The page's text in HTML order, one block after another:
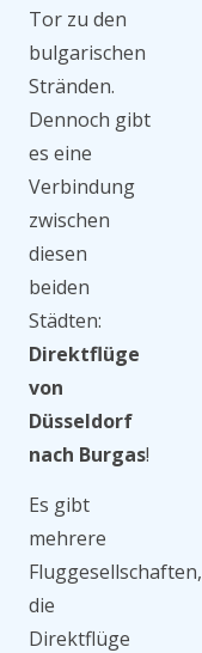
Tor zu den
bulgarischen
Stränden.
Dennoch gibt
es eine
Verbindung
zwischen
diesen
beiden
Städten:
Direktflüge
von
Düsseldorf
nach Burgas!
Es gibt
mehrere
Fluggesellschaften,
die
Direktflüge